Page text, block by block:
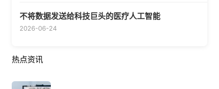
不将数据发送给科技巨头的医疗人工智能
2026-06-24
热点资讯